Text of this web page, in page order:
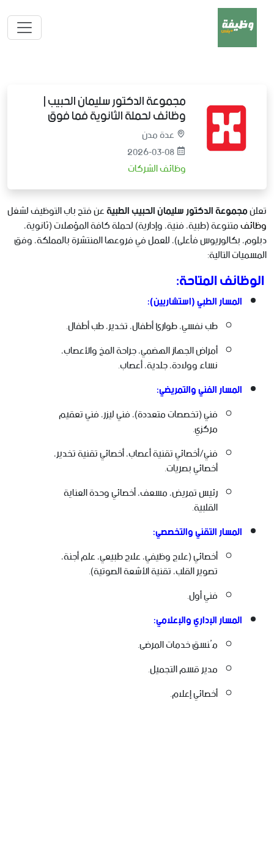
مجموعة الدكتور سليمان الحبيب |
وظائف لحملة الثانوية فما فوق
عدة مدن
2026-03-08
وظائف الشركات
تعلنمجموعة الدكتور سليمان الحبيب الطبيةعن فتح باب التوظيف لشغل
وظائفمتنوعة (طبية، فنية، وإدارية) لحملة كافة المؤهلات (ثانوية،
دبلوم، بكالوريوس فأعلى)، للعمل في فروعها المنتشرة بالمملكة، وفق
المسميات التالية:
الوظائف المتاحة:
المسار الطبي (استشاريين):
طب نفسي، طوارئ أطفال، تخدير، طب أطفال.
أمراض الجهاز الهضمي، جراحة المخ والأعصاب،
نساء وولادة، جلدية، أعصاب.
المسار الفني والتمريضي:
فني (تخصصات متعددة)، فني ليزر، فني تعقيم
مركزي.
فني/أخصائي تقنية أعصاب، أخصائي تقنية تخدير،
أخصائي بصريات.
رئيس تمريض، مسعف، أخصائي وحدة العناية
القلبية.
المسار التقني والتخصصي:
أخصائي (علاج وظيفي، علاج طبيعي، علم أجنة،
تصوير القلب، تقنية الأشعة الصوتية).
فني أول.
المسار الإداري والإعلامي:
مُنسق خدمات المرضى.
مدير قسم التجميل.
أخصائي إعلام.